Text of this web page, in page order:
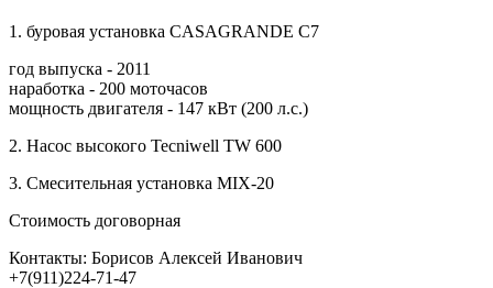
1. буровая установка CASAGRANDE C7
год выпуска - 2011
наработка - 200 моточасов
мощность двигателя - 147 кВт (200 л.с.)
2. Насос высокого Tecniwell TW 600
3. Смесительная установка MIX-20
Стоимость договорная
Контакты: Борисов Алексей Иванович
+7(911)224-71-47